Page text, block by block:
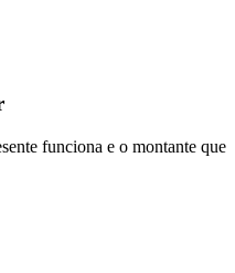
funciona e o montante que